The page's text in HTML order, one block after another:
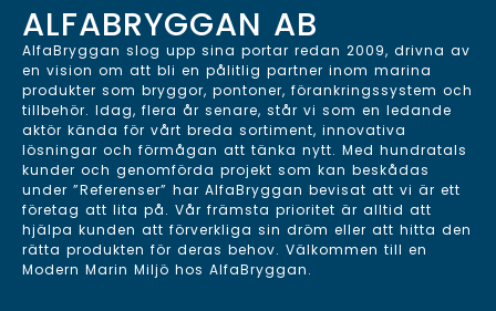
ALFABRYGGAN AB
AlfaBryggan slog upp sina portar redan 2009, drivna av
en vision om att bli en pålitlig partner inom marina
produkter som bryggor, pontoner, förankringssystem och
tillbehör. Idag, flera år senare, står vi som en ledande
aktör kända för vårt breda sortiment, innovativa
lösningar och förmågan att tänka nytt. Med hundratals
kunder och genomförda projekt som kan beskådas
under ”Referenser” har AlfaBryggan bevisat att vi är ett
företag att lita på. Vår främsta prioritet är alltid att
hjälpa kunden att förverkliga sin dröm eller att hitta den
rätta produkten för deras behov. Välkommen till en
Modern Marin Miljö hos AlfaBryggan.